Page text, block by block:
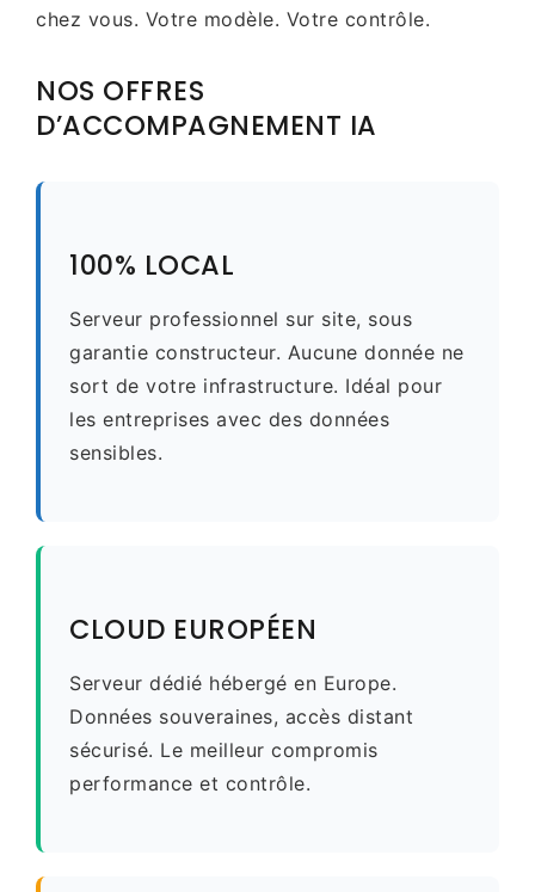
chez vous. Votre modèle. Votre contrôle.
NOS OFFRES
D’ACCOMPAGNEMENT IA
100% LOCAL
Serveur professionnel sur site, sous
garantie constructeur. Aucune donnée ne
sort de votre infrastructure. Idéal pour
les entreprises avec des données
sensibles.
CLOUD EUROPÉEN
Serveur dédié hébergé en Europe.
Données souveraines, accès distant
sécurisé. Le meilleur compromis
performance et contrôle.